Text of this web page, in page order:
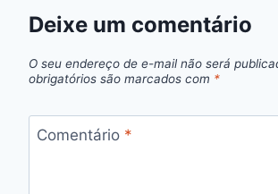
Deixe um comentário
O seu endereço de e-mail não será
obrigatórios são marcados com *
Comentário *